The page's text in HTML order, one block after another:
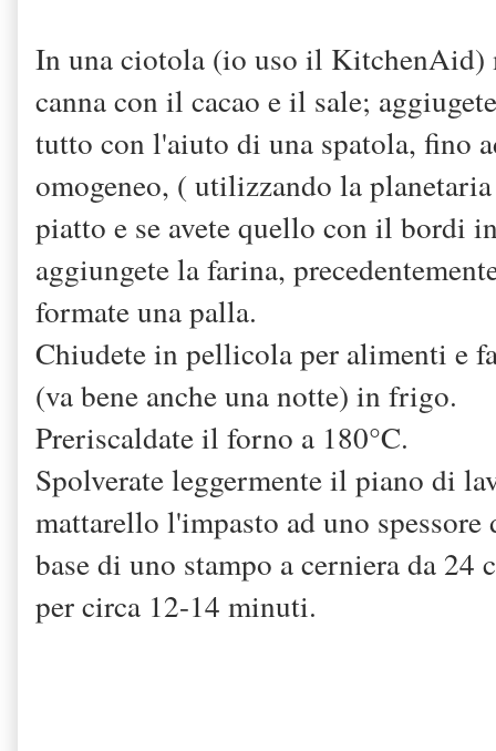
In una ciotola (io uso il KitchenAid)
canna con il cacao e il sale;
tutto con l'aiuto di una spatola, fino
omogeneo, ( utilizzando la
piatto e se avete quello con il bordi
aggiungete la farina,
formate una palla.
Chiudete in pellicola per alimenti e
(va bene anche una notte) in frigo.
Preriscaldate il forno a 180°C.
Spolverate leggermente il piano di
mattarello l'impasto ad uno
base di uno stampo a cerniera da
per circa 12-14 minuti.